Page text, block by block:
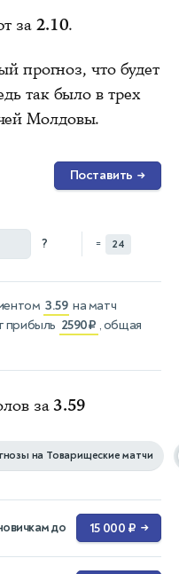
за 2.10.
прогноз, что будет
так было в трех
Молдовы.
Поставить →
? = 24
3.59 на матч
прибыль 2590₽ , общая
за 3.59
на Товарищеские матчи
до 15 000 ₽ →